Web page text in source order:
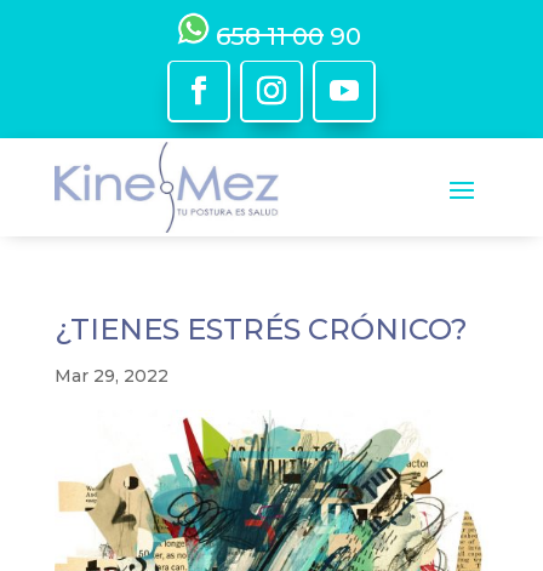
658 11 00 90
¿TIENES ESTRÉS CRÓNICO?
Mar 29, 2022